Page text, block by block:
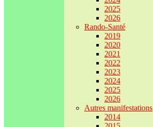
2025
2026
Rando-Santé
2019
2020
2021
2022
2023
2024
2025
2026
Autres manifestations
2014